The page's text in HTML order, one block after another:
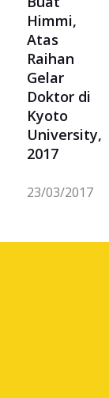
Himmi,
Atas
Raihan
Gelar
Doktor di
Kyoto
University,
2017
23/03/2017